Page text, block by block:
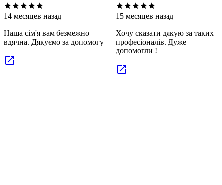
15 месяцев назад
Хочу сказати дякую за таких
професіоналів. Дуже
14 месяцев назад
Хочу щиро подякувати
клініці за професійну
допомогу в подоланні
персонал — уважний,